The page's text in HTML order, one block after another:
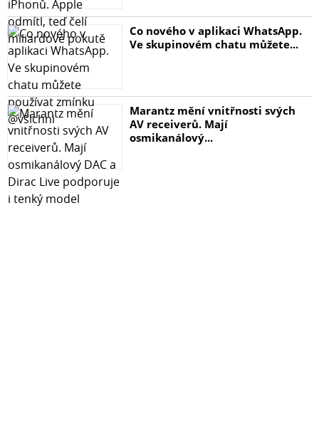
Co nového v aplikaci WhatsApp.
Ve skupinovém chatu můžete...
Marantz mění vnitřnosti svých
AV receiverů. Mají
osmikanálový...